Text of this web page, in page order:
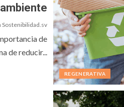
REGENERATIVA
Sostenibilidad.sv
de
de reducir...